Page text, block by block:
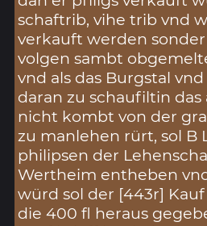
schaftrib, vihe trib vnd
verkauft werden
volgen sambt
vnd als das Burgstal
daran zu schaufiltin
nicht kombt von der
zu manlehen rürt, sol B
philipsen der
Wertheim entheben
würd sol der [443r]
die 400 fl heraus